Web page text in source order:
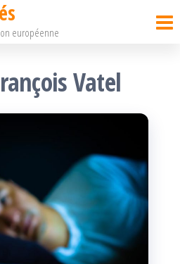
européenne
Vatel